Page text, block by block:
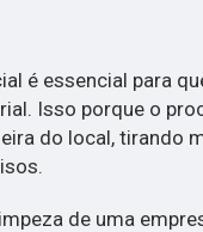
é essencial para
Isso porque o
do local, tirando
de uma